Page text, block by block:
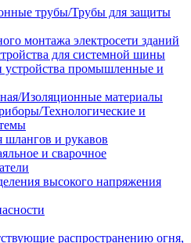
трубы/Трубы для защиты
монтажа электросети зданий
для системной шины
устройства промышленные и
Изоляционные материалы
Технологические и
шлангов и рукавов
и сварочное
высокого напряжения
распространению огня,